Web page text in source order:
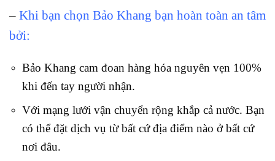
– Khi bạn chọn Bảo Khang bạn hoàn toàn an tâm
bởi:
Bảo Khang cam đoan hàng hóa nguyên vẹn 100%
khi đến tay người nhận.
Với mạng lưới vận chuyển rộng khắp cả nước. Bạn
có thể đặt dịch vụ từ bất cứ địa điểm nào ở bất cứ
nơi đâu.